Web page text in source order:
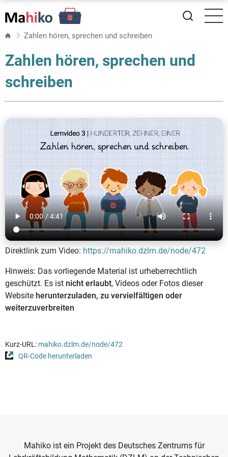
zum
Inhalt Zahlen hören, sprechen und schreiben
Zahlen hören, sprechen und
schreiben
Direktlink zum Video: https://mahiko.dzlm.de/node/472
Hinweis: Das vorliegende Material ist urheberrechtlich
geschützt. Es ist nicht erlaubt, Videos oder Fotos dieser
Website herunterzuladen, zu vervielfältigen oder
weiterzuverbreiten
Kurz-URL: mahiko.dzlm.de/node/472
QR-Code herunterladen
Mahiko ist ein Projekt des Deutsches Zentrums für